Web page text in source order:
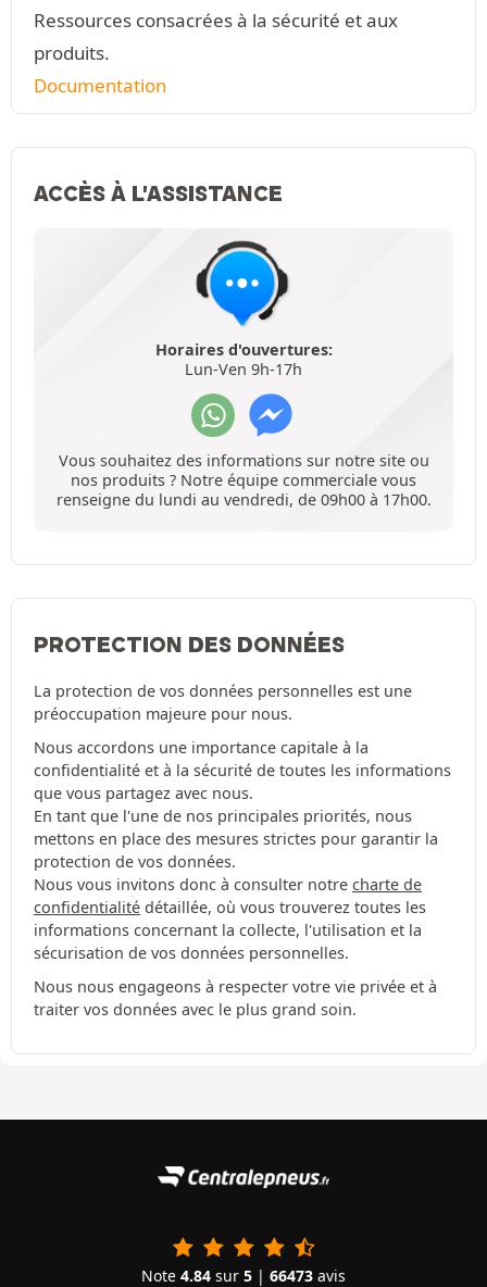
Ressources consacrées à la sécurité et aux
produits.
Documentation
ACCÈS À L'ASSISTANCE
Horaires d'ouvertures:
Lun-Ven 9h-17h
Vous souhaitez des informations sur notre site ou
nos produits ? Notre équipe commerciale vous
renseigne du lundi au vendredi, de 09h00 à 17h00.
PROTECTION DES DONNÉES
La protection de vos données personnelles est une
préoccupation majeure pour nous.
Nous accordons une importance capitale à la
confidentialité et à la sécurité de toutes les informations
que vous partagez avec nous.
En tant que l'une de nos principales priorités, nous
mettons en place des mesures strictes pour garantir la
protection de vos données.
Nous vous invitons donc à consulter notre charte de
confidentialité détaillée, où vous trouverez toutes les
informations concernant la collecte, l'utilisation et la
sécurisation de vos données personnelles.
Nous nous engageons à respecter votre vie privée et à
traiter vos données avec le plus grand soin.
Note 4.84 sur 5 | 66473 avis